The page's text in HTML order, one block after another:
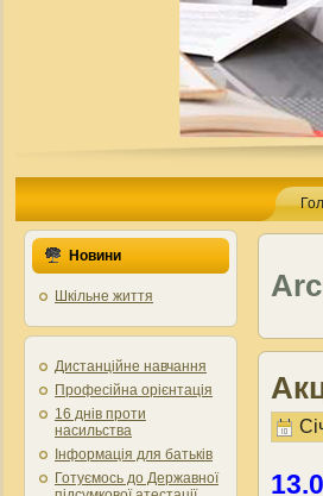
Новини
Шкільне життя
Дистанційне навчання
Професійна орієнтація
16 днів проти
насильства
Інформація для батьків
Готуємось до Державної